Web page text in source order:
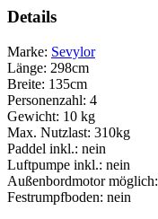
Details
Marke: Sevylor
Länge: 298cm
Breite: 135cm
Personenzahl: 4
Gewicht: 10 kg
Max. Nutzlast: 310kg
Paddel inkl.: nein
Luftpumpe inkl.: nein
Außenbordmotor möglich:
Festrumpfboden: nein